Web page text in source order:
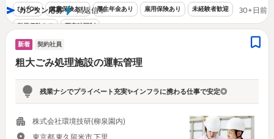
ひげOK 健康保険あり 厚生年金あり 雇用保険あり 未経験者歓迎
労災保険あり 固定時間制
カンタン応募 高返信率 30+日前
新着 契約社員
粗大ごみ処理施設の運転管理
残業ナシでプライベート充実✨インフラに携わる仕事で安定◎
株式会社環境技研(柳泉園内)
東京都 東久留米市 下里